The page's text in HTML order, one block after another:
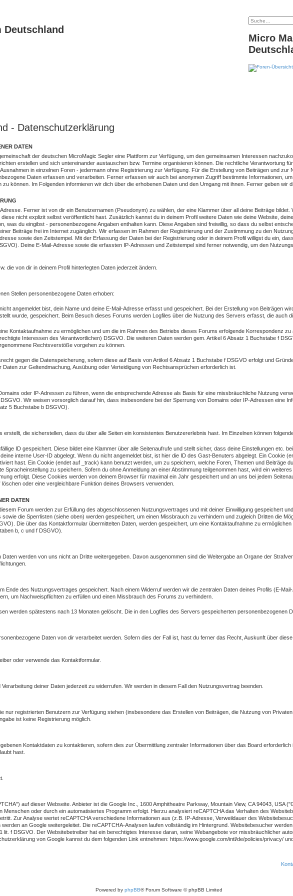
Micro
- Datenschutzerklärung
DATEN
der deutschen MicroMagic Segler eine Plattform zur Verfügung, um den gemeinsamen Interessen
erstellen und sich untereinander austauschen bzw. Termine organisieren können. Die rechtliche Verantwortung
in einzelnen Foren - jedermann ohne Registrierung zur Verfügung. Für die Erstellung von Beiträgen und
Daten erfassen und verarbeiten. Ferner erfassen wir auch bei anonymen Zugriff bestimmte Informationen,
können. Im Folgenden informieren wir dich über die erhobenen Daten und den Umgang mit ihnen. Ferner geben wir
Ferner ist von dir ein Benutzernamen (Pseudonym) zu wählen, der eine Klammer über all deine Beiträge
nicht explizit selbst veröffentlicht hast. Zusätzlich kannst du in deinem Profil weitere Daten wie deine Website,
was du eingibst - personenbezogene Angaben enthalten kann. Diese Angaben sind freiwillig, so dass du selbst
Beiträge frei im Internet zugänglich. Wir erfassen im Rahmen der Registrierung und der Zustimmung zu den
sowie den Zeitstempel. Mit der Erfassung der Daten bei der Registrierung oder in deinem Profil willigst du ein,
Deine E-Mail-Adresse sowie die erfassten IP-Adressen und Zeitstempel sind ferner notwendig, um den
die von dir in deinem Profil hinterlegten Daten jederzeit ändern.
Stellen personenbezogene Daten erhoben:
angemeldet bist, dein Name und deine E-Mail-Adresse erfasst und gespeichert. Bei der Erstellung von Beiträgen
wurde, gespeichert. Beim Besuch dieses Forums werden Logfiles über die Nutzung des Servers erfasst, die auch
Kontaktaufnahme zu ermöglichen und um die im Rahmen des Betriebs dieses Forums erfolgende Korrespondenz
Interessen des Verantwortlichen) DSGVO. Die weiteren Daten werden gem. Artikel 6 Absatz 1 Buchstabe f
Rechtsverstöße vorgehen zu können.
gegen die Datenspeicherung, sofern diese auf Basis von Artikel 6 Absatz 1 Buchstabe f DSGVO erfolgt und
zur Geltendmachung, Ausübung oder Verteidigung von Rechtsansprüchen erforderlich ist.
oder IP-Adressen zu führen, wenn die entsprechende Adresse als Basis für eine missbräuchliche Nutzung
Wir weisen vorsorglich darauf hin, dass insbesondere bei der Sperrung von Domains oder IP-Adressen eine
5 Buchstabe b DSGVO).
die sicherstellen, dass du über alle Seiten ein konsistentes Benutzererlebnis hast. Im Einzelnen können
ID gespeichert. Diese bildet eine Klammer über alle Seitenaufrufe und stellt sicher, dass deine Einstellungen etc.
interne User-ID abgelegt. Wenn du nicht angemeldet bist, ist hier die ID des Gast-Benuters abgelegt. Ein Cookie
hast. Ein Cookie (endet auf _track) kann benutzt werden, um zu speichern, welche Foren, Themen und Beiträge
Spracheinstellung zu speichern. Sofern du ohne Anmeldung an einer Abstimmung teilgenommen hast, wird ein
erfolgt. Diese Cookies werden von deinem Browser für maximal ein Jahr gespeichert und an uns bei jedem
oder eine vergleichbare Funktion deines Browsers verwenden.
DATEN
Forum werden zur Erfüllung des abgeschlossenen Nutzungsvertrages und mit deiner Einwilligung gespeichert
die Sperrlisten (siehe oben) werden gespeichert, um einen Missbrauch zu verhindern und zugleich Dritten die
Die über das Kontaktformular übermittelten Daten, werden gespeichert, um eine Kontaktaufnahme zu
b, c und f DSGVO).
werden von uns nicht an Dritte weitergegeben. Davon ausgenommen sind die Weitergabe an Organe der
Ende des Nutzungsvertrages gespeichert. Nach einem Widerruf werden wir die zentralen Daten deines Profils (E-
um Nachweispflichten zu erfüllen und einen Missbrauch des Forums zu verhindern.
werden spätestens nach 13 Monaten gelöscht. Die in den Logfiles des Servers gespeicherten personenbezogenen
Daten von dir verarbeitet werden. Sofern dies der Fall ist, hast du ferner das Recht, Auskunft über
oder verwende das Kontaktformular.
deiner Daten jederzeit zu widerrufen. Wir werden in diesem Fall den Nutzungsvertrag beenden.
nur registrierten Benutzern zur Verfügung stehen (insbesondere das Erstellen von Beiträgen, die Nutzung von
ist keine Registrierung möglich.
Kontaktdaten zu kontaktieren, sofern dies zur Übermittlung zentraler Informationen über das Board
hast.
auf dieser Webseite. Anbieter ist die Google Inc., 1600 Amphitheatre Parkway, Mountain View, CA 94043, USA
Menschen oder durch ein automatisiertes Programm erfolgt. Hierzu analysiert reCAPTCHA das Verhalten des
Zur Analyse wertet reCAPTCHA verschiedene Informationen aus (z.B. IP-Adresse, Verweildauer des
an Google weitergeleitet. Die reCAPTCHA-Analysen laufen vollständig im Hintergrund. Websitebesucher
lit. f DSGVO. Der Websitebetreiber hat ein berechtigtes Interesse daran, seine Webangebote vor missbräuchlicher
von Google kannst du dem folgenden Link entnehmen: https://www.google.com/intl/de/policies/privacy/
Powered by phpBB® Forum Software © phpBB Limited